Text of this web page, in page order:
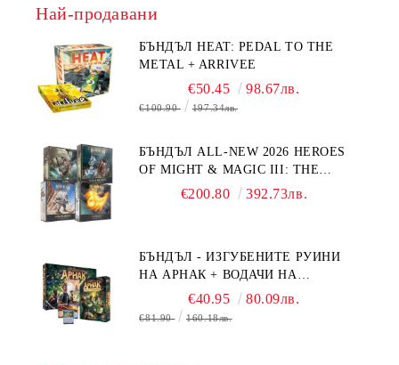
Най-продавани
БЪНДЪЛ HEAT: PEDAL TO THE
METAL + ARRIVEE
€50.45 98.67лв.
€100.90 197.34лв.
БЪНДЪЛ ALL-NEW 2026 HEROES
OF MIGHT & MAGIC III: THE
BOARD GAME EXPANSIONS -
€200.80 392.73лв.
БЪНДЪЛ - ИЗГУБЕНИТЕ РУИНИ
НА АРНАК + ВОДАЧИ НА
ЕКСПЕДИЦИИ + ПРОМО КАРТИ
БЕЗПЛАТНО
€40.95 80.09лв.
€81.90 160.18лв.